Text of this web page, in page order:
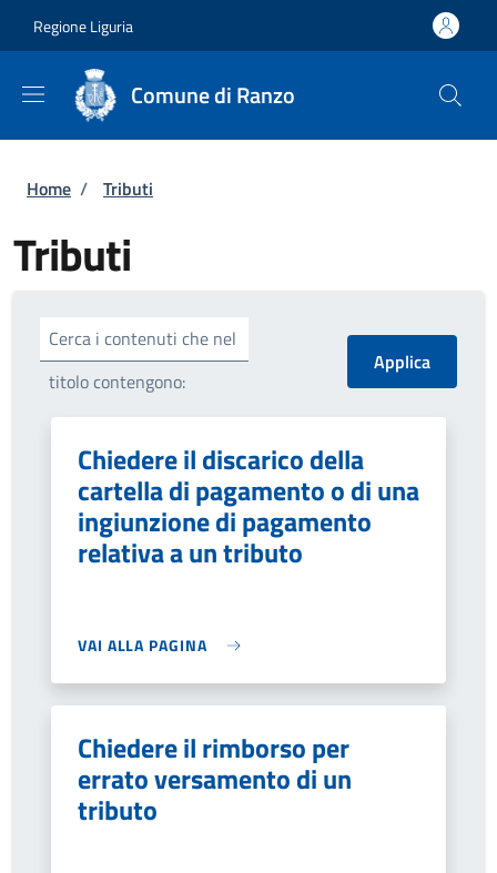
Regione Liguria
Comune di Ranzo
Briciole di pane
Home / Tributi
Tributi
Cerca i contenuti che nel
titolo contengono:
Chiedere il discarico della
cartella di pagamento o di una
ingiunzione di pagamento
relativa a un tributo
VAI ALLA PAGINA
Chiedere il rimborso per
errato versamento di un
tributo